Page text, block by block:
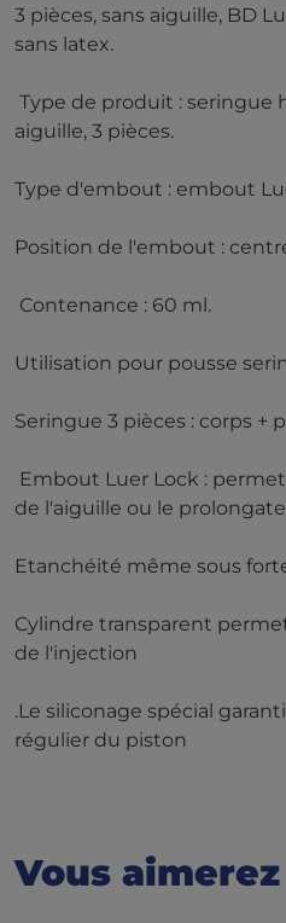
3 pièces, sans aiguille, BD
sans latex.
Type de produit : seringue
aiguille, 3 pièces.
Type d'embout : embout
Position de l'embout :
Contenance : 60 ml.
Utilisation pour pousse
Seringue 3 pièces : corps +
Embout Luer Lock :
de l'aiguille ou le
Etanchéité même sous
Cylindre transparent
de l'injection
.Le siliconage spécial
régulier du piston
Vous